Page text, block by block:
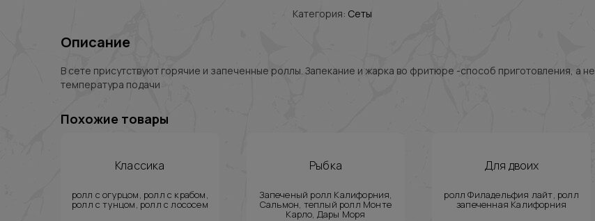
Категория: Сеты
Описание
В сете присутствуют горячие и запеченные роллы. Запекание и жарка во фритюре -способ приготовления, а не
температура подачи
Похожие товары
Классика
ролл с огурцом, ролл с крабом,
ролл с тунцом, ролл с лососем
Рыбка
Запеченый ролл Калифорния,
Сальмон, теплый ролл Монте
Карло, Дары Моря
Для двоих
ролл Филадельфия лайт, ролл
запеченная Калифорния